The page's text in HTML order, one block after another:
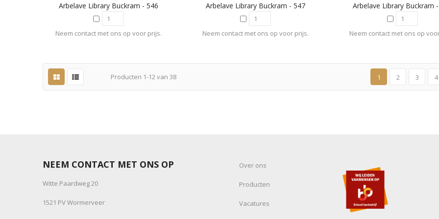
Arbelave Library Buckram - 546
Neem contact met ons op voor prijs.
Arbelave Library Buckram - 547
Neem contact met ons op voor prijs.
Arbelave Library Buckram
Neem contact met ons op
Producten 1-12van 38 1 2 3 4
NEEM CONTACT MET ONS OP
Witte Paardweg 20
1521 PV Wormerveer
Over ons
Producten
Vacatures